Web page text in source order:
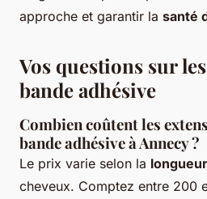
approche et garantir la santé
Vos questions sur
bande adhésive
Combien coûtent les
bande adhésive à Annecy ?
Le prix varie selon la
cheveux. Comptez entre 200